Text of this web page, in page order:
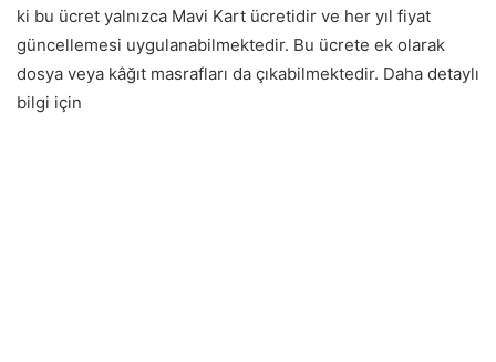
ki bu ücret yalnızca Mavi Kart ücretidir ve her yıl fiyat
güncellemesi uygulanabilmektedir. Bu ücrete ek olarak
dosya veya kâğıt masrafları da çıkabilmektedir. Daha detaylı
bilgi için